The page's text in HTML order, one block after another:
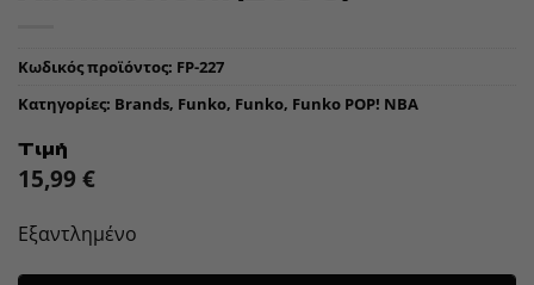
Κωδικός προϊόντος: FP-227
Κατηγορίες: Brands, Funko, Funko, Funko POP! NBA
Τιμή
15,99 €
Εξαντλημένο